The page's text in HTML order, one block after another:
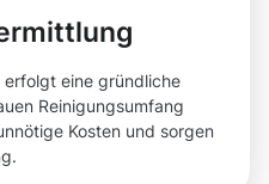
erfolgt eine gründliche
Reinigungsumfang
Kosten und sorgen